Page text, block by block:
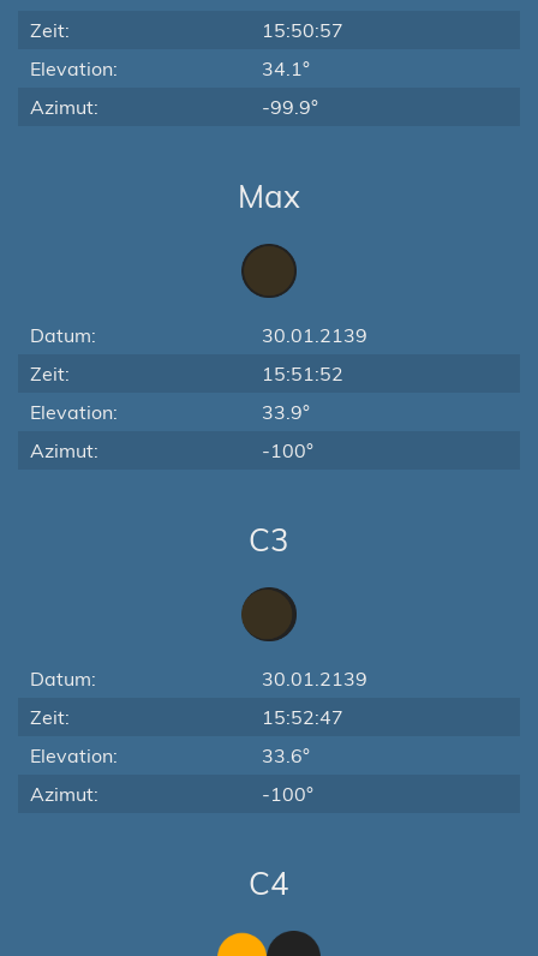
Zeit:
15:50:57
Elevation:
34.1°
Azimut:
-99.9°
Max
Datum:
30.01.2139
Zeit:
15:51:52
Elevation:
33.9°
Azimut:
-100°
C3
Datum:
30.01.2139
Zeit:
15:52:47
Elevation:
33.6°
Azimut:
-100°
C4